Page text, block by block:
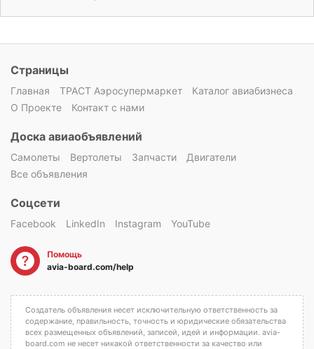
Страницы
Главная ТРАСТ Аэросупермаркет
Каталог авиабизнеса
О Проекте
Контакт с нами
Доска авиаобъявлений
Самолеты Вертолеты Запчасти
Двигатели
Все объявления
Соцсети
Facebook LinkedIn Instagram YouTube
Помощь
avia-board.com/help
Создатель объявления несет исключительную ответственность за
содержание, правильность, точность и юридические обязательства
всех размещенных объявлений, записей, идей и информации. avia-
board.com не несет никакой ответственности за качество или